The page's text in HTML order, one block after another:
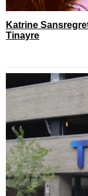
Katrine
Tinayre